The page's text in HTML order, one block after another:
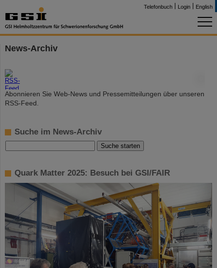
Telefonbuch Login English
News-Archiv
Abonnieren Sie Web-News und Pressemitteilungen über unseren
RSS-Feed.
Suche im News-Archiv
Quark Matter 2025: Besuch bei GSI/FAIR